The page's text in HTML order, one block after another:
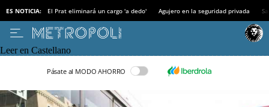
ES NOTICIA: El Prat eliminará un cargo 'a dedo' Agujero en la seguridad privada
Leer en Castellano
Pásate al MODO AHORRO